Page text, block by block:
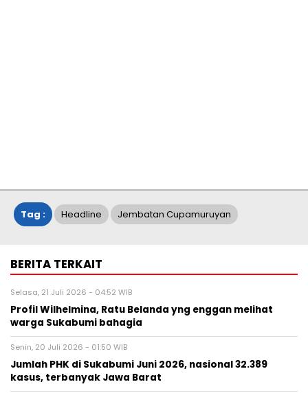
Tag : Headline Jembatan Cupamuruyan
BERITA TERKAIT
Selasa, 21 Juli 2026 - 04:52 WIB
Profil Wilhelmina, Ratu Belanda yng enggan melihat
warga Sukabumi bahagia
Senin, 20 Juli 2026 - 01:50 WIB
Jumlah PHK di Sukabumi Juni 2026, nasional 32.389
kasus, terbanyak Jawa Barat